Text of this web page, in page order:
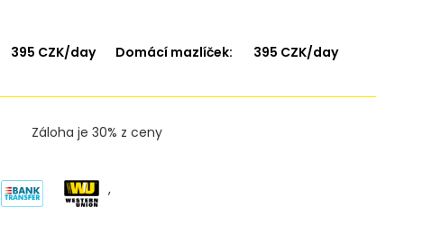
395 CZK/day Domácí mazlíček: 395 CZK/day
Záloha je 30% z ceny
,